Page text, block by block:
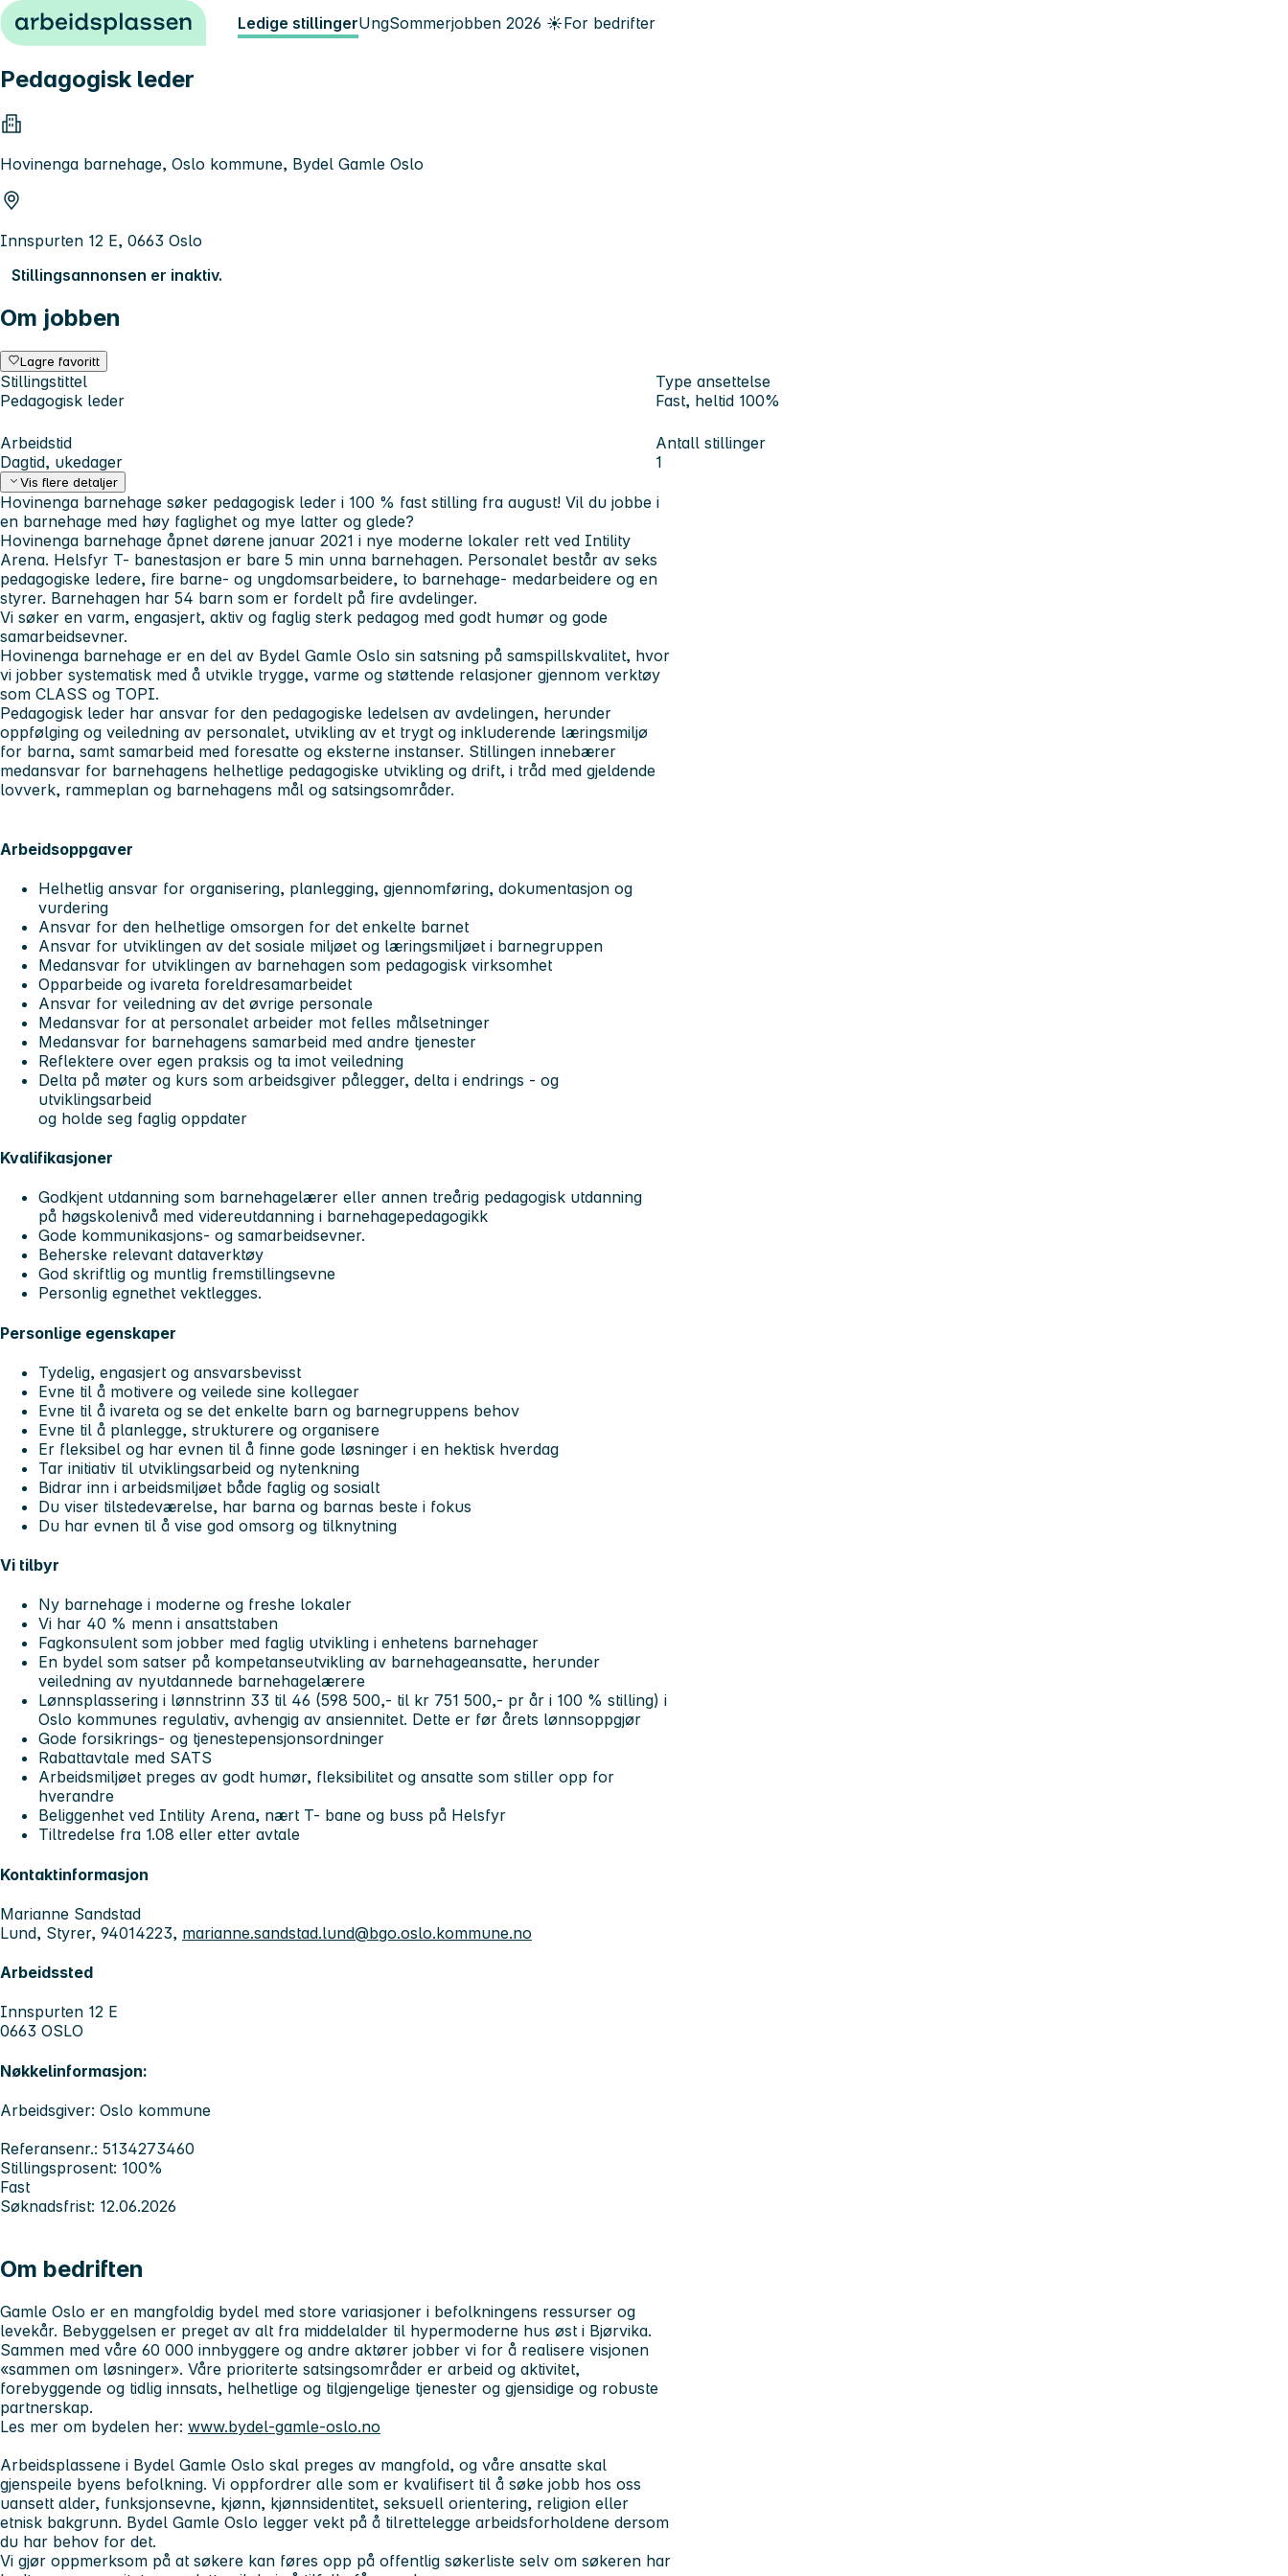
Hopp til innhold Ledige stillingerUngSommerjobben 2026 ☀️For bedrifter
Pedagogisk leder
Hovinenga barnehage, Oslo kommune, Bydel Gamle Oslo
Innspurten 12 E, 0663 Oslo
Stillingsannonsen er inaktiv.
Om jobben
Lagre favoritt
Stillingstittel
Pedagogisk leder
Type ansettelse
Fast, heltid 100%
Arbeidstid
Dagtid, ukedager
Antall stillinger
1
Vis flere detaljer
Hovinenga barnehage søker pedagogisk leder i 100 % fast stilling fra august! Vil du jobbe i
en barnehage med høy faglighet og mye latter og glede?
Hovinenga barnehage åpnet dørene januar 2021 i nye moderne lokaler rett ved Intility
Arena. Helsfyr T- banestasjon er bare 5 min unna barnehagen. Personalet består av seks
pedagogiske ledere, fire barne- og ungdomsarbeidere, to barnehage- medarbeidere og en
styrer. Barnehagen har 54 barn som er fordelt på fire avdelinger.
Vi søker en varm, engasjert, aktiv og faglig sterk pedagog med godt humør og gode
samarbeidsevner.
Hovinenga barnehage er en del av Bydel Gamle Oslo sin satsning på samspillskvalitet, hvor
vi jobber systematisk med å utvikle trygge, varme og støttende relasjoner gjennom verktøy
som CLASS og TOPI.
Pedagogisk leder har ansvar for den pedagogiske ledelsen av avdelingen, herunder
oppfølging og veiledning av personalet, utvikling av et trygt og inkluderende læringsmiljø
for barna, samt samarbeid med foresatte og eksterne instanser. Stillingen innebærer
medansvar for barnehagens helhetlige pedagogiske utvikling og drift, i tråd med gjeldende
lovverk, rammeplan og barnehagens mål og satsingsområder.
Arbeidsoppgaver
Helhetlig ansvar for organisering, planlegging, gjennomføring, dokumentasjon og
vurdering
Ansvar for den helhetlige omsorgen for det enkelte barnet
Ansvar for utviklingen av det sosiale miljøet og læringsmiljøet i barnegruppen
Medansvar for utviklingen av barnehagen som pedagogisk virksomhet
Opparbeide og ivareta foreldresamarbeidet
Ansvar for veiledning av det øvrige personale
Medansvar for at personalet arbeider mot felles målsetninger
Medansvar for barnehagens samarbeid med andre tjenester
Reflektere over egen praksis og ta imot veiledning
Delta på møter og kurs som arbeidsgiver pålegger, delta i endrings - og
utviklingsarbeid
og holde seg faglig oppdater
Kvalifikasjoner
Godkjent utdanning som barnehagelærer eller annen treårig pedagogisk utdanning
på høgskolenivå med videreutdanning i barnehagepedagogikk
Gode kommunikasjons- og samarbeidsevner.
Beherske relevant dataverktøy
God skriftlig og muntlig fremstillingsevne
Personlig egnethet vektlegges.
Personlige egenskaper
Tydelig, engasjert og ansvarsbevisst
Evne til å motivere og veilede sine kollegaer
Evne til å ivareta og se det enkelte barn og barnegruppens behov
Evne til å planlegge, strukturere og organisere
Er fleksibel og har evnen til å finne gode løsninger i en hektisk hverdag
Tar initiativ til utviklingsarbeid og nytenkning
Bidrar inn i arbeidsmiljøet både faglig og sosialt
Du viser tilstedeværelse, har barna og barnas beste i fokus
Du har evnen til å vise god omsorg og tilknytning
Vi tilbyr
Ny barnehage i moderne og freshe lokaler
Vi har 40 % menn i ansattstaben
Fagkonsulent som jobber med faglig utvikling i enhetens barnehager
En bydel som satser på kompetanseutvikling av barnehageansatte, herunder
veiledning av nyutdannede barnehagelærere
Lønnsplassering i lønnstrinn 33 til 46 (598 500,- til kr 751 500,- pr år i 100 % stilling) i
Oslo kommunes regulativ, avhengig av ansiennitet. Dette er før årets lønnsoppgjør
Gode forsikrings- og tjenestepensjonsordninger
Rabattavtale med SATS
Arbeidsmiljøet preges av godt humør, fleksibilitet og ansatte som stiller opp for
hverandre
Beliggenhet ved Intility Arena, nært T- bane og buss på Helsfyr
Tiltredelse fra 1.08 eller etter avtale
Kontaktinformasjon
Marianne Sandstad
Lund, Styrer, 94014223, marianne.sandstad.lund@bgo.oslo.kommune.no
Arbeidssted
Innspurten 12 E
0663 OSLO
Nøkkelinformasjon:
Arbeidsgiver: Oslo kommune
Referansenr.: 5134273460
Stillingsprosent: 100%
Fast
Søknadsfrist: 12.06.2026
Om bedriften
Gamle Oslo er en mangfoldig bydel med store variasjoner i befolkningens ressurser og
levekår. Bebyggelsen er preget av alt fra middelalder til hypermoderne hus øst i Bjørvika.
Sammen med våre 60 000 innbyggere og andre aktører jobber vi for å realisere visjonen
«sammen om løsninger». Våre prioriterte satsingsområder er arbeid og aktivitet,
forebyggende og tidlig innsats, helhetlige og tilgjengelige tjenester og gjensidige og robuste
partnerskap.
Les mer om bydelen her: www.bydel-gamle-oslo.no
Arbeidsplassene i Bydel Gamle Oslo skal preges av mangfold, og våre ansatte skal
gjenspeile byens befolkning. Vi oppfordrer alle som er kvalifisert til å søke jobb hos oss
uansett alder, funksjonsevne, kjønn, kjønnsidentitet, seksuell orientering, religion eller
etnisk bakgrunn. Bydel Gamle Oslo legger vekt på å tilrettelegge arbeidsforholdene dersom
du har behov for det.
Vi gjør oppmerksom på at søkere kan føres opp på offentlig søkerliste selv om søkeren har